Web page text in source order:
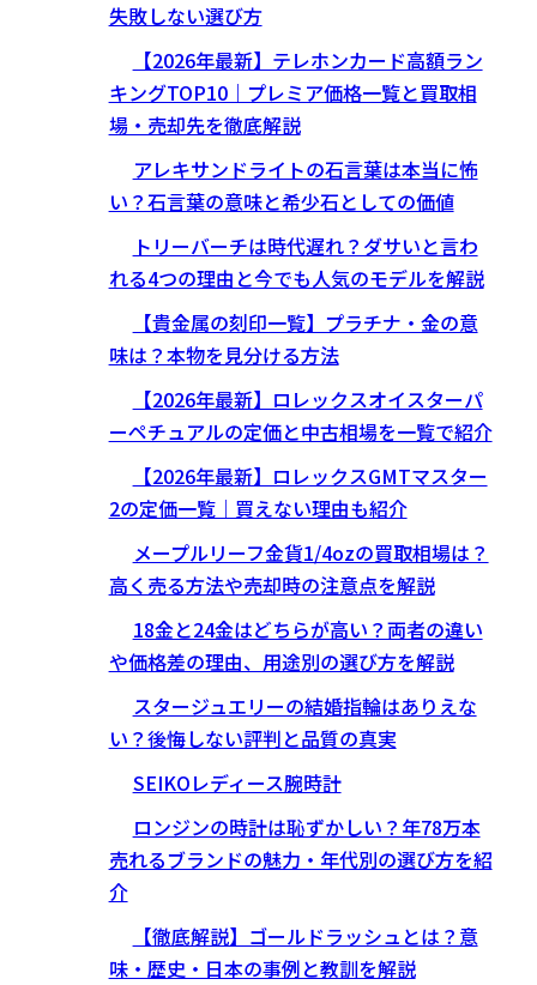
失敗しない選び方
【2026年最新】テレホンカード高額ラン
キングTOP10｜プレミア価格一覧と買取相
場・売却先を徹底解説
アレキサンドライトの石言葉は本当に怖
い？石言葉の意味と希少石としての価値
トリーバーチは時代遅れ？ダサいと言わ
れる4つの理由と今でも人気のモデルを解説
【貴金属の刻印一覧】プラチナ・金の意
味は？本物を見分ける方法
【2026年最新】ロレックスオイスターパ
ーペチュアルの定価と中古相場を一覧で紹介
【2026年最新】ロレックスGMTマスター
2の定価一覧｜買えない理由も紹介
メープルリーフ金貨1/4ozの買取相場は？
高く売る方法や売却時の注意点を解説
18金と24金はどちらが高い？両者の違い
や価格差の理由、用途別の選び方を解説
スタージュエリーの結婚指輪はありえな
い？後悔しない評判と品質の真実
SEIKOレディース腕時計
ロンジンの時計は恥ずかしい？年78万本
売れるブランドの魅力・年代別の選び方を紹
介
【徹底解説】ゴールドラッシュとは？意
味・歴史・日本の事例と教訓を解説